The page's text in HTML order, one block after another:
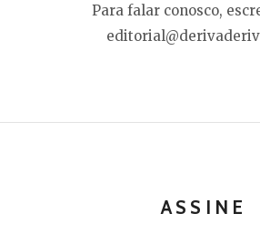
Para falar conosco,
ASSINE